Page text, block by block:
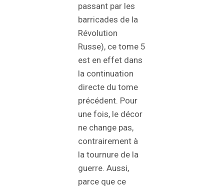
passant par les
barricades de la
Révolution
Russe), ce tome 5
est en effet dans
la continuation
directe du tome
précédent. Pour
une fois, le décor
ne change pas,
contrairement à
la tournure de la
guerre. Aussi,
parce que ce